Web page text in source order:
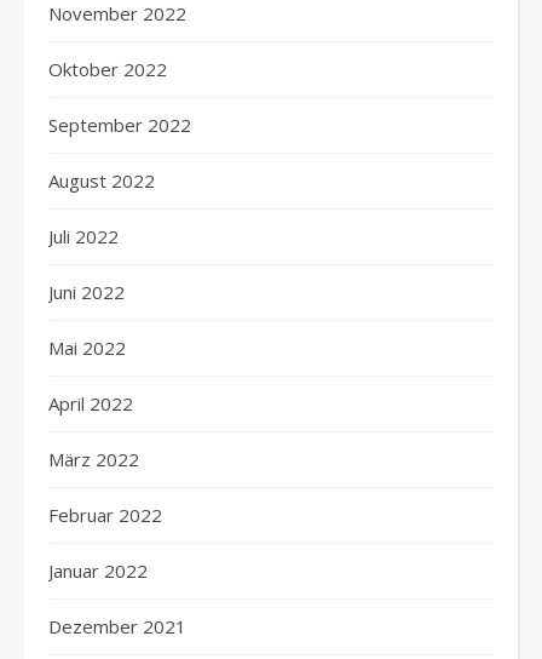
November 2022
Oktober 2022
September 2022
August 2022
Juli 2022
Juni 2022
Mai 2022
April 2022
März 2022
Februar 2022
Januar 2022
Dezember 2021